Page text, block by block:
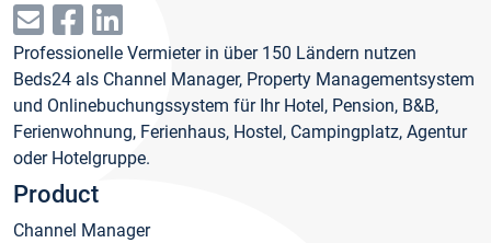
Professionelle Vermieter in über 150 Ländern nutzen
Beds24 als Channel Manager, Property Managementsystem
und Onlinebuchungssystem für Ihr Hotel, Pension, B&B,
Ferienwohnung, Ferienhaus, Hostel, Campingplatz, Agentur
oder Hotelgruppe.
Product
Channel Manager